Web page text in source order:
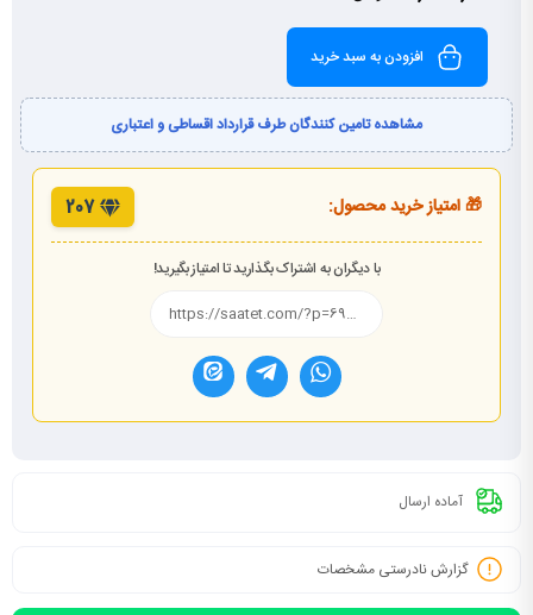
افزودن به سبد خرید
مشاهده تامین کنندگان طرف قرارداد اقساطی و اعتباری
🎁 امتیاز خرید محصول: 207
با دیگران به اشتراک بگذارید تا امتیاز بگیرید!
آماده ارسال
گزارش نادرستی مشخصات